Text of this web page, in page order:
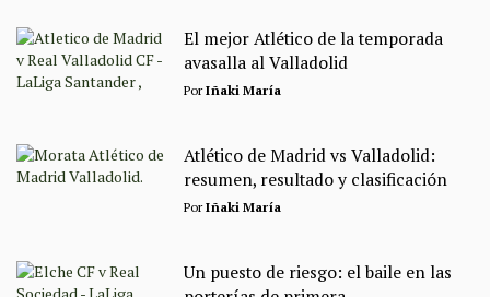
El mejor Atlético de la temporada
avasalla al Valladolid
PorIñaki María
Atlético de Madrid vs Valladolid:
resumen, resultado y clasificación
PorIñaki María
Un puesto de riesgo: el baile en las